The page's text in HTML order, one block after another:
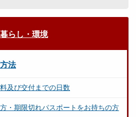
暮らし・環境
法
及び交付までの日数
・期限切れパスポートをお持ちの方